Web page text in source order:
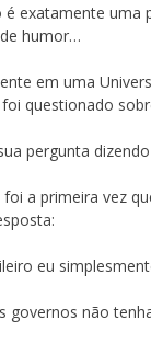
exatamente uma
humor…
em uma
questionado
pergunta
foi a primeira vez
eu
governos não